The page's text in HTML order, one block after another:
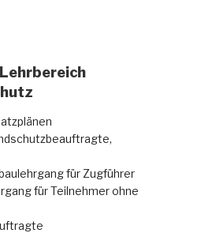
für Zugführer
für Teilnehmer ohne